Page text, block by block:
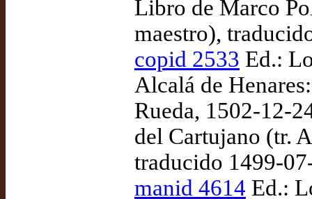
Libro de Marco
maestro),
copid 2533 Ed.:
Alcalá de
Rueda, 1502-12-
del Cartujano (tr.
traducido 1499-
manid 4614 Ed.: